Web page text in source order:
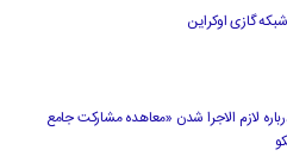
گازی اوکراین
لازم‌ الاجرا شدن «معاهده مشارکت جامع